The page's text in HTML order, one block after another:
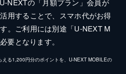
NEXTの「月額プラン」会員が
用することで、スマホ代がお得
。ご利用には別途「U-NEXT M
要となります。
える1,200円分のポイントを、U-NEXT MOBILEの